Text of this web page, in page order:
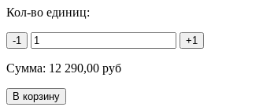
Кол-во единиц:
-1 +1
Сумма: 12 290,00 руб